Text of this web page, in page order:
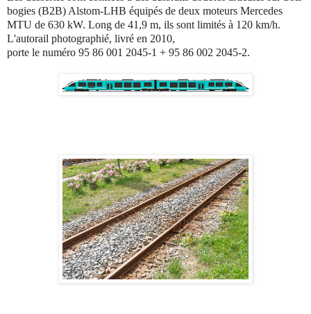
bogies (B2B) Alstom-LHB équipés de deux moteurs Mercedes
MTU de 630 kW. Long de 41,9 m, ils sont limités à 120 km/h.
L'autorail photographié, livré en 2010,
porte le numéro 95 86 001 2045-1 + 95 86 002 2045-2.